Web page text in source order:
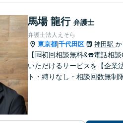
馬場 龍行 弁護士
弁護士法人えそら
東京都 千代田区 神田駅
【🆓初回相談無料&☎️電話相
いただけるサービスを【企業
ト・縛りなし・相談回数無制